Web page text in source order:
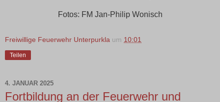
Fotos: FM Jan-Philip Wonisch
Freiwillige Feuerwehr Unterpurkla um 10:01
Teilen
4. JANUAR 2025
Fortbildung an der Feuerwehr und